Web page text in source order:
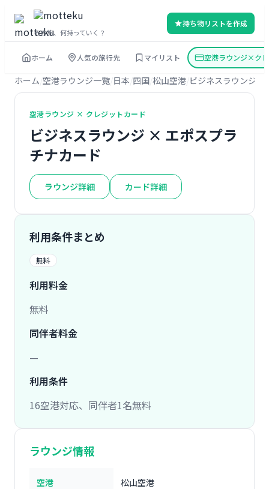
その旅、何持っていく？
持ち物リストを作成
ホーム 人気の旅行先 マイリスト 空港ラウンジ×ク
ホーム 空港ラウンジ一覧 日本 四国 松山空港 ビジネスラウンジ
空港ラウンジ × クレジットカード
ビジネスラウンジ × エポスプラ
チナカード
ラウンジ詳細 カード詳細
利用条件まとめ
無料
利用料金
無料
同伴者料金
—
利用条件
16空港対応、同伴者1名無料
ラウンジ情報
空港 松山空港